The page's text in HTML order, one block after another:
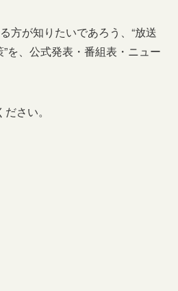
方が知りたいであろう、“放送
”を、公式発表・番組表・ニュー
さい。